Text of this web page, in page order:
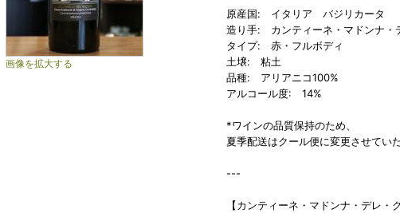
画像を拡大する
原産国: イタリア バジリカータ
造り手: カンティーネ・マドンナ・
タイプ: 赤・フルボディ
土壌: 粘土
品種: アリアニコ100%
アルコール度: 14%
*ワインの品質保持のため、
夏季配送はクール便に変更させてい
---
【カンティーネ・マドンナ・デレ・